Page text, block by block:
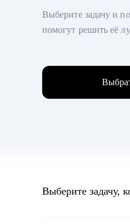
Выберите задачу и
помогут решить её
Выберите задачу,